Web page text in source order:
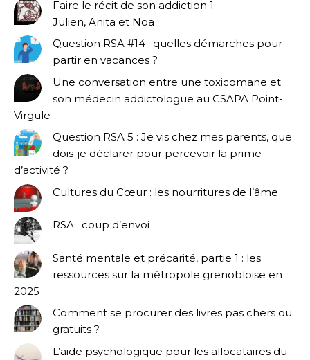
Faire le récit de son addiction 1
Julien, Anita et Noa
Question RSA #14 : quelles démarches pour
partir en vacances ?
Une conversation entre une toxicomane et
son médecin addictologue au CSAPA Point-
Virgule
Question RSA 5 : Je vis chez mes parents, que
dois-je déclarer pour percevoir la prime
d’activité ?
Cultures du Cœur : les nourritures de l’âme
RSA : coup d’envoi
Santé mentale et précarité, partie 1 : les
ressources sur la métropole grenobloise en
2025
Comment se procurer des livres pas chers ou
gratuits ?
L’aide psychologique pour les allocataires du